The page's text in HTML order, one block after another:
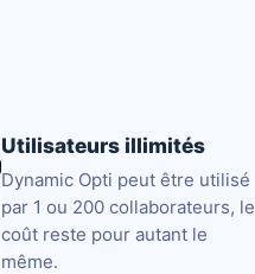
Utilisateurs illimités
Dynamic Opti peut être utilisé
par 1 ou 200 collaborateurs, le
coût reste pour autant le
même.